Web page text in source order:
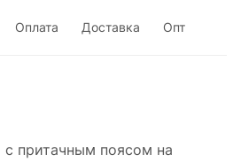
Оплата Доставка Опт
с притачным поясом на